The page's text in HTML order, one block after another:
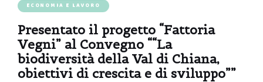
ECONOMIA E LAVORO
Presentato il progetto “Fattoria
Vegni” al Convegno ““La
biodiversità della Val di Chiana,
obiettivi di crescita e di sviluppo””